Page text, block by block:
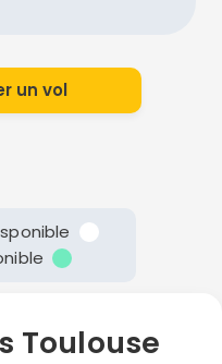
un vol
Toulouse